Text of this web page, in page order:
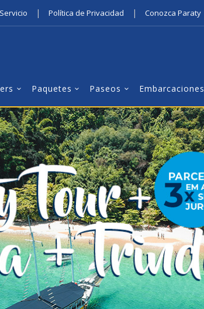
| Política de Privacidad | Conozca Paraty
Paquetes Paseos Embarcaciones